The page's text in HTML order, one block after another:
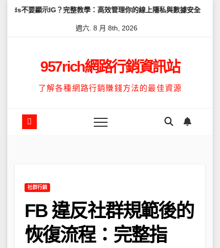
？完整教學：高效管理你的線上隱私與數據安全 怎麼讓
週六. 8 月 8th, 2026
957rich網路行銷資訊站
了解各種網路行銷賺錢方法的最佳資源
社群行銷
FB 違反社群規範後的
恢復流程：完整指